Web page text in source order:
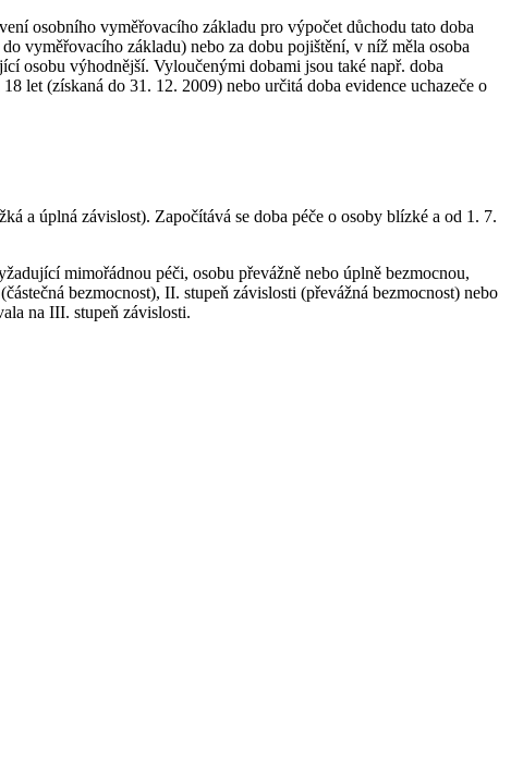
osobního vyměřovacího základu pro výpočet důchodu tato doba
vyměřovacího základu) nebo za dobu pojištění, v níž měla osoba
osobu výhodnější. Vyloučenými dobami jsou také např. doba
let (získaná do 31. 12. 2009) nebo určitá doba evidence uchazeče o
a úplná závislost). Započítává se doba péče o osoby blízké a od 1. 7.
mimořádnou péči, osobu převážně nebo úplně bezmocnou,
bezmocnost), II. stupeň závislosti (převážná bezmocnost) nebo
na III. stupeň závislosti.